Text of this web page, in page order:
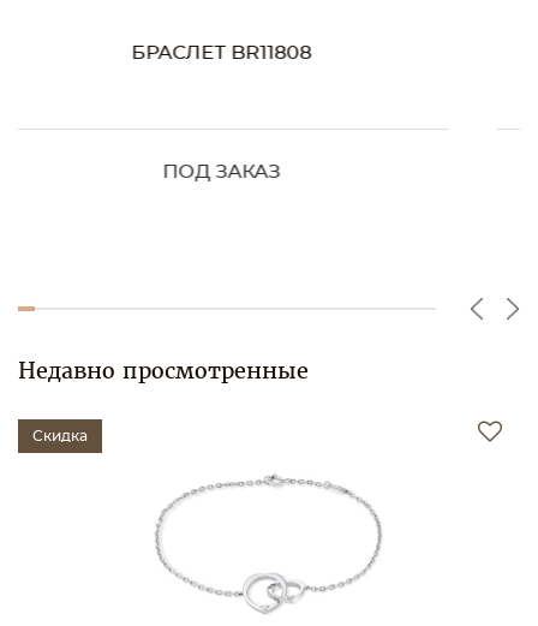
БРАСЛЕТ BR11555
Недавно просмотренные
Скидка